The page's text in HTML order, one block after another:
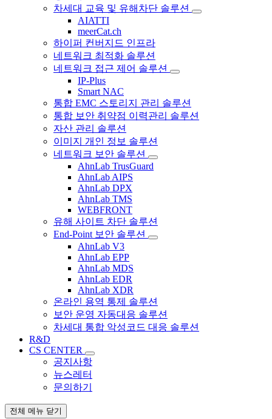
차세대 교육 및 유해차단 솔루션
AIATTI
meerCat.ch
하이퍼 컨버지드 인프라
네트워크 최적화 솔루션
네트워크 접근 제어 솔루션
IP-Plus
Smart NAC
통합 EMC 스토리지 관리 솔루션
통합 보안 취약점 이력관리 솔루션
자산 관리 솔루션
이미지 개인 정보 솔루션
네트워크 보안 솔루션
AhnLab TrusGuard
AhnLab AIPS
AhnLab DPX
AhnLab TMS
WEBFRONT
유해 사이트 차단 솔루션
End-Point 보안 솔루션
AhnLab V3
AhnLab EPP
AhnLab MDS
AhnLab EDR
AhnLab XDR
온라인 용역 통제 솔루션
보안 운영 자동대응 솔루션
차세대 통합 악성코드 대응 솔루션
R&D
CS CENTER
공지사항
뉴스레터
문의하기
전체 메뉴 닫기